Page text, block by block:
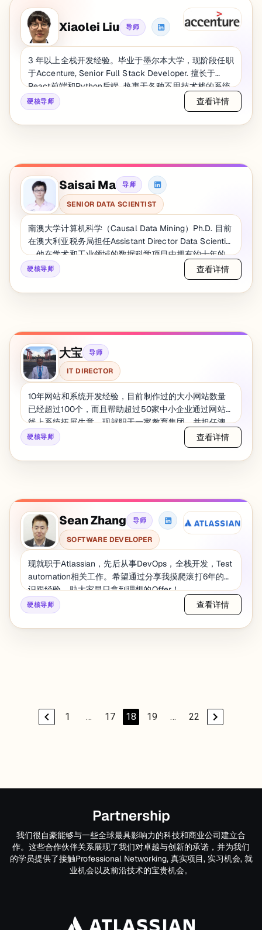
Xiaolei Liu 导师
3 年以上全栈开发经验。毕业于墨尔本大学，现阶段任职
于Accenture, Senior Full Stack Developer. 擅长于
React前端和Python后端. 热衷于各种不用技术栈的系统
架构（e.g. 以Docker为核心的架构技术）
硬核导师 查看详情
Saisai Ma 导师
SENIOR DATA SCIENTIST
南澳大学计算机科学（Causal Data Mining）Ph.D. 目前
在澳大利亚税务局担任Assistant Director Data Scientist
。他在学术和工业领域的数据科学项目中拥有约十年的
经验，深刻理解数据挖掘和分析的复杂性，致力于通过
高级数据科学技术推动政府数据的透明度和效率。
硬核导师 查看详情
大宝 导师
IT DIRECTOR
10年网站和系统开发经验，目前制作过的大小网站数量
已经超过100个，而且帮助超过50家中小企业通过网站和
线上系统拓展生意。现就职于一家教育集团，并担任澳
洲区技术负责人。
硬核导师 查看详情
Sean Zhang 导师
SOFTWARE DEVELOPER
现就职于Atlassian，先后从事DevOps，全栈开发，Test
automation相关工作。希望通过分享我摸爬滚打6年的知
识跟经验，助大家早日拿到理想的Offer！
硬核导师 查看详情
1 … 17 18 19 … 22
Partnership
我们很自豪能够与一些全球最具影响力的科技和商业公司建立合
作。这些合作伙伴关系展现了我们对卓越与创新的承诺，并为我们
的学员提供了接触Professional Networking, 真实项目, 实习机会, 就
业机会以及前沿技术的宝贵机会。